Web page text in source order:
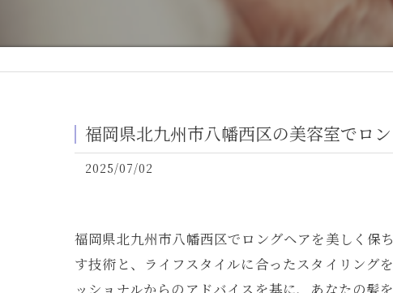
福岡県北九州市八幡西区の美容室でロ
2025/07/02
福岡県北九州市八幡西区でロングヘアを美しく保
す技術と、ライフスタイルに合ったスタイリング
ッショナルからのアドバイスを基に、あなたの髪